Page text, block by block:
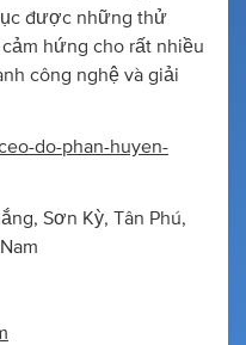
được những thử
hứng cho rất nhiều
công nghệ và giải
do-phan-huyen-
Sơn Kỳ, Tân Phú,